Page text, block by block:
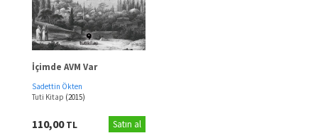
İçimde AVM Var
Sadettin Ökten
Tuti Kitap (2015)
110,00TL Satın al